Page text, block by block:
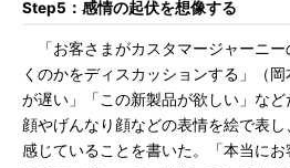
Step5：感情の起伏を想像する
「お客さまがカスタマージャーニー
くのかをディスカッションする」（
が遅い」「この新製品が欲しい」な
顔やげんなり顔などの表情を絵で表
感じていることを書いた。「本当に